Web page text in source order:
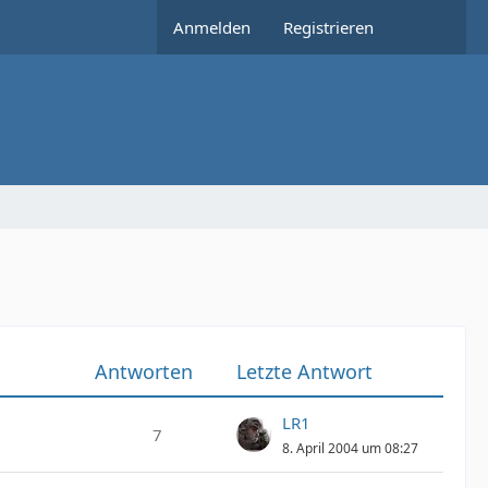
Anmelden Registrieren
Antworten Letzte Antwort
7
LR1
8. April 2004 um 08:27